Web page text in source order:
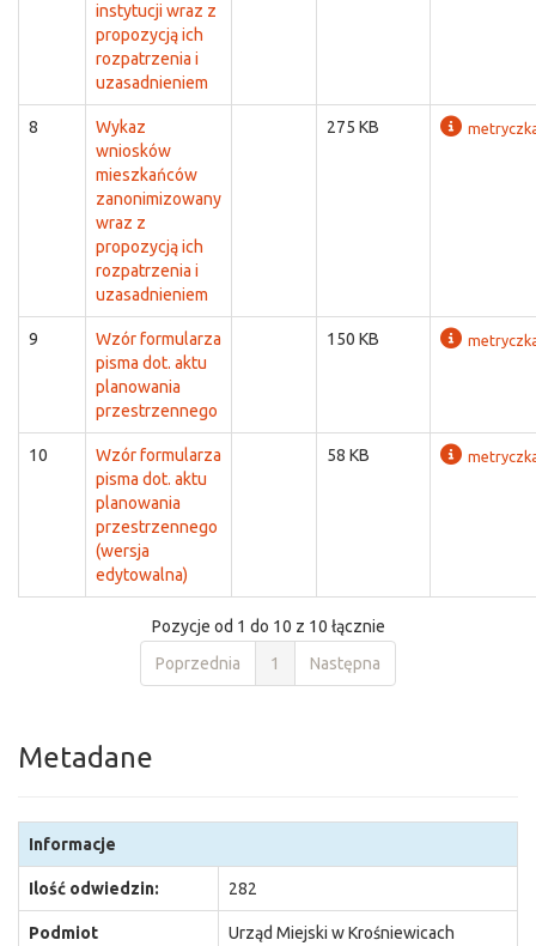
instytucji wraz z
propozycją ich
rozpatrzenia i
uzasadnieniem
8
Wykaz
wniosków
mieszkańców
zanonimizowany
wraz z
propozycją ich
rozpatrzenia i
uzasadnieniem
275 KB
9
Wzór formularza
pisma dot. aktu
planowania
przestrzennego
150 KB
10
Wzór formularza
pisma dot. aktu
planowania
przestrzennego
(wersja
edytowalna)
58 KB
Pozycje od 1 do 10 z 10 łącznie
Poprzednia
1 Następna
Metadane
Informacje
Ilość odwiedzin: 282
Podmiot
Urząd Miejski w Krośniewicach